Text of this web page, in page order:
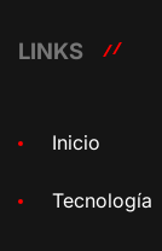
LINKS
Inicio
Tecnología